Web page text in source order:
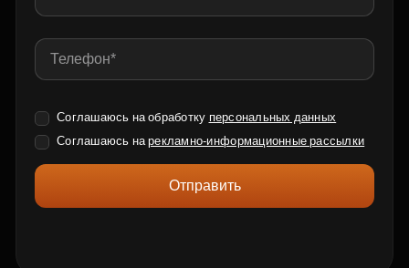
Соглашаюсь на обработку персональных данных
Соглашаюсь нарекламно-информационные рассылки
Отправить